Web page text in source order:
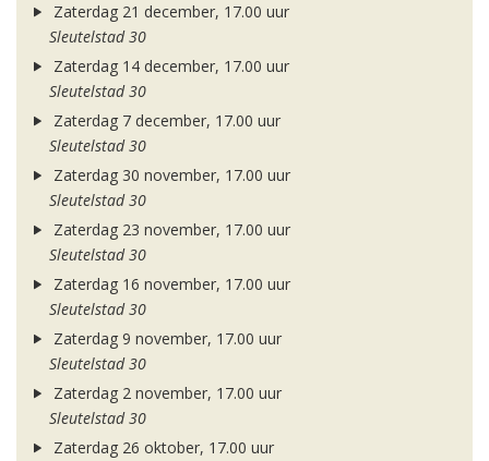
Zaterdag 21 december, 17.00 uur
Sleutelstad 30
Zaterdag 14 december, 17.00 uur
Sleutelstad 30
Zaterdag 7 december, 17.00 uur
Sleutelstad 30
Zaterdag 30 november, 17.00 uur
Sleutelstad 30
Zaterdag 23 november, 17.00 uur
Sleutelstad 30
Zaterdag 16 november, 17.00 uur
Sleutelstad 30
Zaterdag 9 november, 17.00 uur
Sleutelstad 30
Zaterdag 2 november, 17.00 uur
Sleutelstad 30
Zaterdag 26 oktober, 17.00 uur